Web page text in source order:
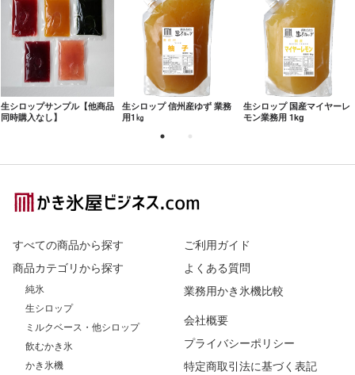
生シロップサンプル【他商品
同時購入なし】
生シロップ 信州産ゆず 業務
用1㎏
生シロップ 国産マイヤーレ
モン業務用 1kg
Footer
すべての商品から探す
商品カテゴリから探す
純氷
生シロップ
ミルクベース・他シロップ
飲むかき氷
かき氷機
ご利用ガイド
よくある質問
業務用かき氷機比較
会社概要
プライバシーポリシー
特定商取引法に基づく表記